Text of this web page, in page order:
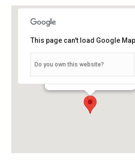
Veranstaltungen
This page can't load Google
Do you own this website?